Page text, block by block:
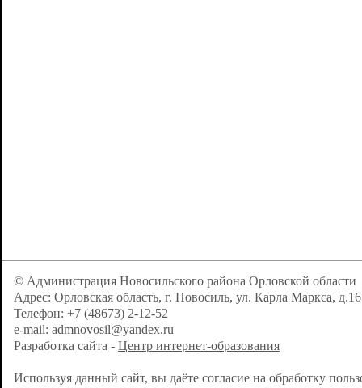
© Администрация Новосильского района Орловской области
Адрес: Орловская область, г. Новосиль, ул. Карла Маркса, д.16
Телефон: +7 (48673) 2-12-52
e-mail: admnovosil@yandex.ru
Разработка сайта - Центр интернет-образования
Используя данный сайт, вы даёте согласие на обработку